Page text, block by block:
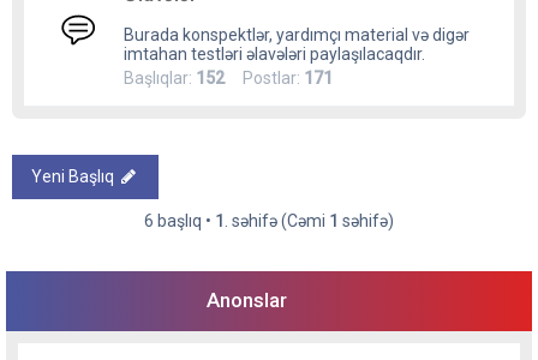
Burada konspektlər, yardımçı material və digər
imtahan testləri əlavələri paylaşılacaqdır.
Başlıqlar: 152Postlar: 171
Yeni Başlıq
6 başlıq • 1 . səhifə (Cəmi 1 səhifə)
Anonslar